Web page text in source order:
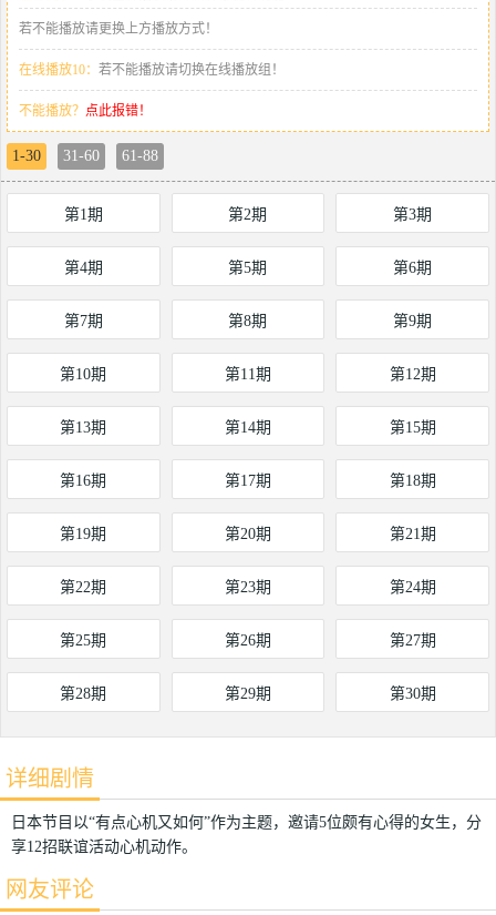
若不能播放请更换上方播放方式！
在线播放10： 若不能播放请切换在线播放组！
不能播放？ 点此报错！
1-30 31-60 61-88
第1期 第2期 第3期
第4期 第5期 第6期
第7期 第8期 第9期
第10期 第11期 第12期
第13期 第14期 第15期
第16期 第17期 第18期
第19期 第20期 第21期
第22期 第23期 第24期
第25期 第26期 第27期
第28期 第29期 第30期
详细剧情
日本节目以“有点心机又如何”作为主题，邀请5位颇有心得的女生，分
享12招联谊活动心机动作。
网友评论